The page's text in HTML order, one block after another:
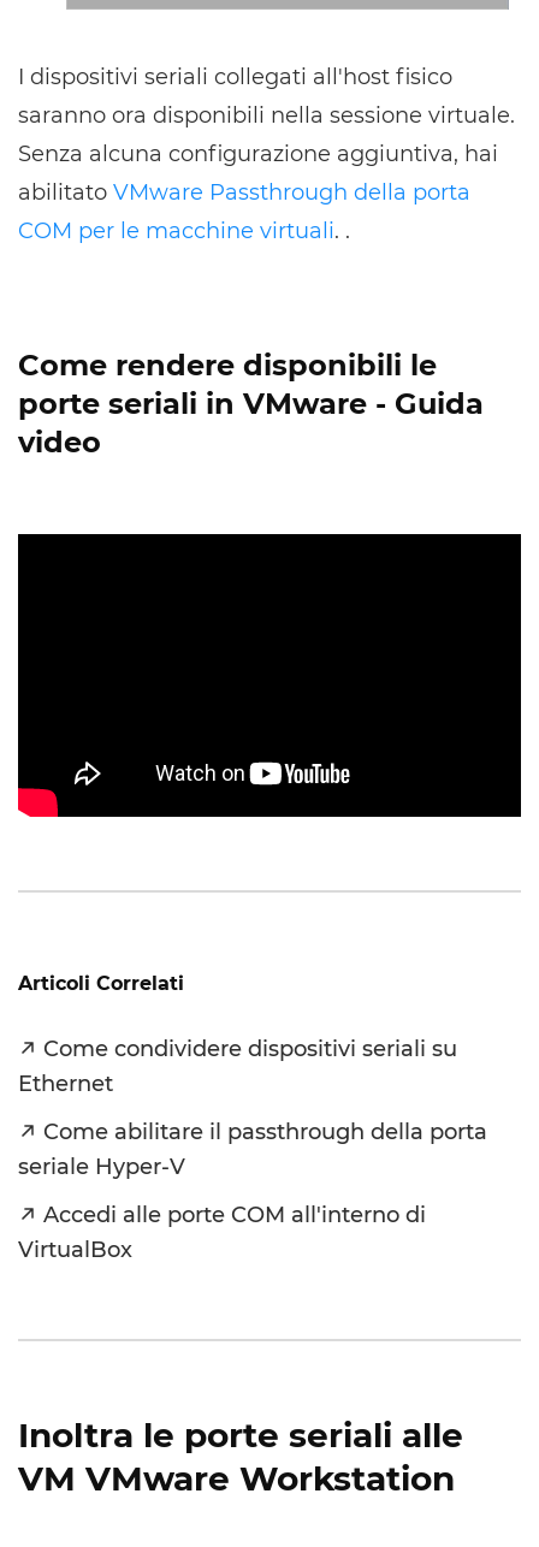
I dispositivi seriali collegati all'host fisico
saranno ora disponibili nella sessione virtuale.
Senza alcuna configurazione aggiuntiva, hai
abilitato VMware Passthrough della porta
COM per le macchine virtuali. .
Come rendere disponibili le
porte seriali in VMware - Guida
video
Articoli Correlati
Come condividere dispositivi seriali su
Ethernet
Come abilitare il passthrough della porta
seriale Hyper-V
Accedi alle porte COM all'interno di
VirtualBox
Inoltra le porte seriali alle
VM VMware Workstation